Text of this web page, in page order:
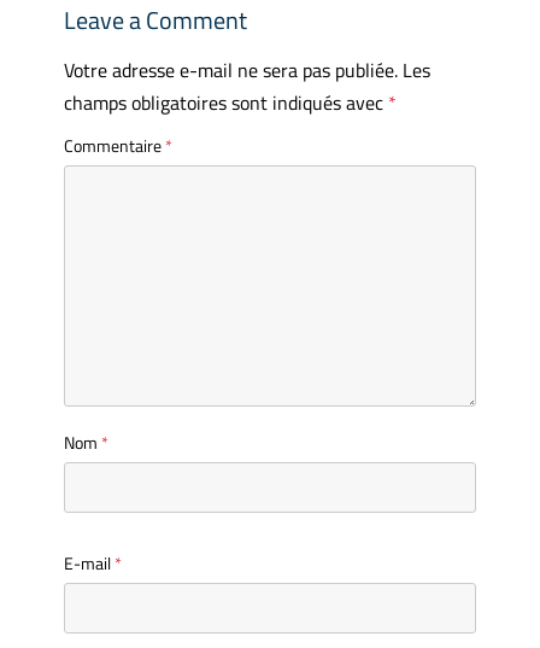
Leave a Comment
Votre adresse e-mail ne sera pas publiée. Les
champs obligatoires sont indiqués avec *
Commentaire*
Nom *
E-mail*